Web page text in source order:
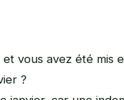
vous avez été mis
?